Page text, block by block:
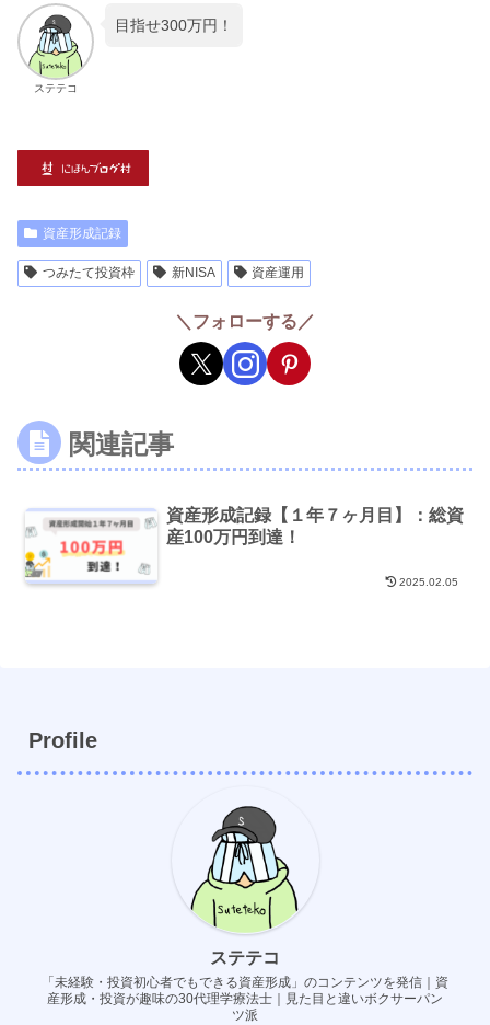
ステテコ
目指せ300万円！
資産形成記録
つみたて投資枠 新NISA 資産運用
＼フォローする／
関連記事
資産形成記録【１年７ヶ月目】：総資
産100万円到達！
2025.02.05
Profile
ステテコ
「未経験・投資初心者でもできる資産形成」のコンテンツを発信｜資
産形成・投資が趣味の30代理学療法士｜見た目と違いボクサーパン
ツ派